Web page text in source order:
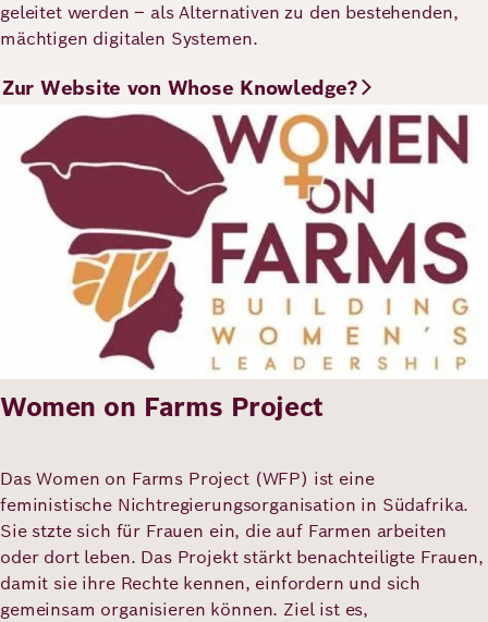
geleitet werden – als Alternativen zu den bestehenden,
mächtigen digitalen Systemen.
Zur Website von Whose Knowledge?
Women on Farms Project
Das Women on Farms Project (WFP) ist eine
feministische Nichtregierungsorganisation in Südafrika.
Sie stzte sich für Frauen ein, die auf Farmen arbeiten
oder dort leben. Das Projekt stärkt benachteiligte Frauen,
damit sie ihre Rechte kennen, einfordern und sich
gemeinsam organisieren können. Ziel ist es,